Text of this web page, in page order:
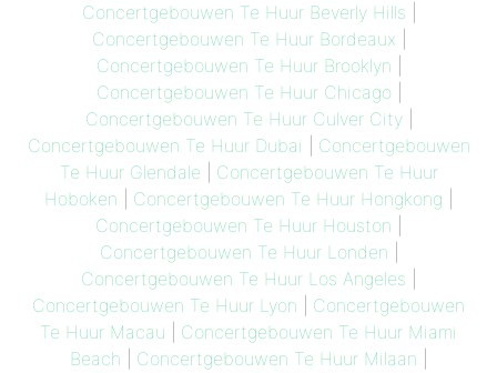
Concertgebouwen Te Huur Beverly Hills
Concertgebouwen Te Huur Bordeaux
Concertgebouwen Te Huur Brooklyn
Concertgebouwen Te Huur Chicago|
Concertgebouwen Te Huur Culver City|
Concertgebouwen Te Huur Dubai
Concertgebouwen
Te Huur Glendale
Concertgebouwen Te Huur
Hoboken
Concertgebouwen Te Huur Hongkong
Concertgebouwen Te Huur Houston
Concertgebouwen Te Huur Londen
Concertgebouwen Te Huur Los Angeles
Concertgebouwen Te Huur Lyon
Concertgebouwen
Te Huur Macau
Concertgebouwen Te Huur Miami
Beach
Concertgebouwen Te Huur Milaan